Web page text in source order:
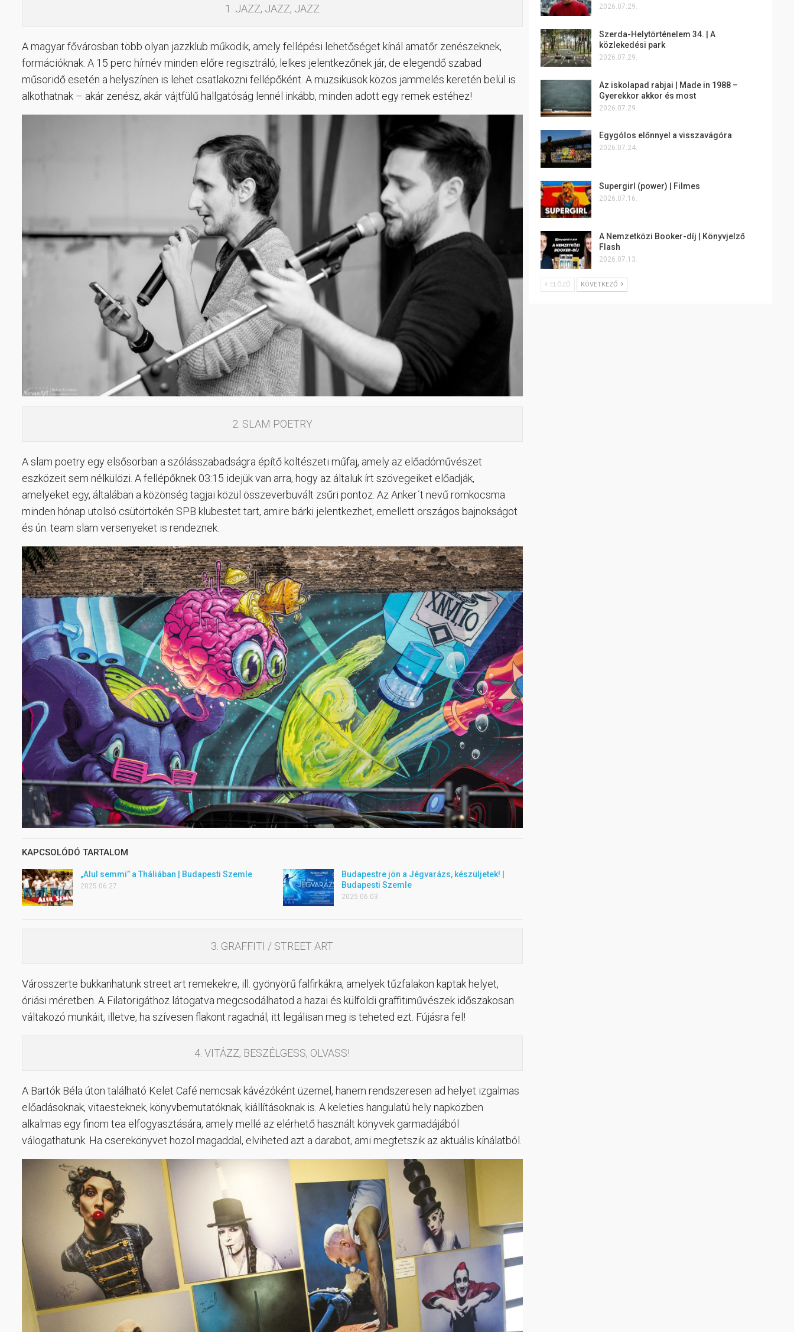
1. JAZZ, JAZZ, JAZZ
A magyar fővárosban több olyan jazzklub működik, amely fellépési lehetőséget kínál amatőr zenészeknek,
formációknak. A 15 perc hírnév minden előre regisztráló, lelkes jelentkezőnek jár, de elegendő szabad
műsoridő esetén a helyszínen is lehet csatlakozni fellépőként. A muzsikusok közös jammelés keretén belül is
alkothatnak – akár zenész, akár vájtfülű hallgatóság lennél inkább, minden adott egy remek estéhez!
2. SLAM POETRY
A slam poetry egy elsősorban a szólásszabadságra építő költészeti műfaj, amely az előadóművészet
eszközeit sem nélkülözi. A fellépőknek 03:15 idejük van arra, hogy az általuk írt szövegeiket előadják,
amelyeket egy, általában a közönség tagjai közül összeverbuvált zsűri pontoz. Az Anker´t nevű romkocsma
minden hónap utolsó csütörtökén SPB klubestet tart, amire bárki jelentkezhet, emellett országos bajnokságot
és ún. team slam versenyeket is rendeznek.
KAPCSOLÓDÓ TARTALOM
„Alul semmi” a Tháliában | Budapesti Szemle
2025.06.27.
Budapestre jön a Jégvarázs, készüljetek! |
Budapesti Szemle
2025.06.03.
3. GRAFFITI / STREET ART
Városszerte bukkanhatunk street art remekekre, ill. gyönyörű falfirkákra, amelyek tűzfalakon kaptak helyet,
óriási méretben. A Filatorigáthoz látogatva megcsodálhatod a hazai és külföldi graffitiművészek időszakosan
váltakozó munkáit, illetve, ha szívesen flakont ragadnál, itt legálisan meg is teheted ezt. Fújásra fel!
4. VITÁZZ, BESZÉLGESS, OLVASS!
A Bartók Béla úton található Kelet Café nemcsak kávézóként üzemel, hanem rendszeresen ad helyet izgalmas
előadásoknak, vitaesteknek, könyvbemutatóknak, kiállításoknak is. A keleties hangulatú hely napközben
alkalmas egy finom tea elfogyasztására, amely mellé az elérhető használt könyvek garmadájából
válogathatunk. Ha cserekönyvet hozol magaddal, elviheted azt a darabot, ami megtetszik az aktuális kínálatból.
2026.07.29.
Szerda-Helytörténelem 34. | A
közlekedési park
2026.07.29.
Az iskolapad rabjai | Made in 1988 –
Gyerekkor akkor és most
2026.07.29.
Egygólos előnnyel a visszavágóra
2026.07.24.
Supergirl (power) | Filmes
2026.07.16.
A Nemzetközi Booker-díj | Könyvjelző
Flash
2026.07.13.
ELŐZŐ KÖVETKEZŐ